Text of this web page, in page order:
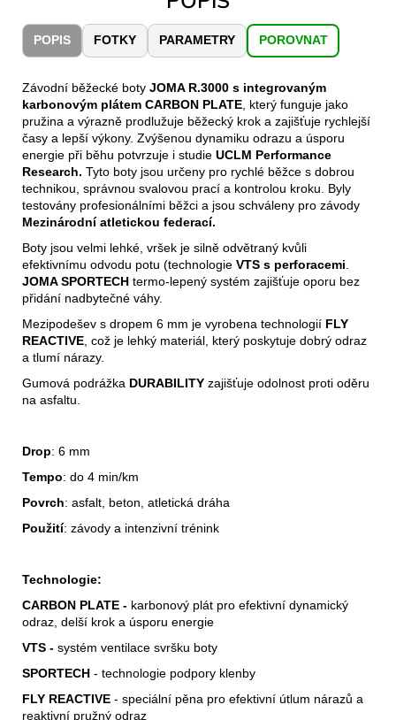
POPIS FOTKY PARAMETRY POROVNAT
Závodní běžecké boty JOMA R.3000 s integrovaným
karbonovým plátem CARBON PLATE , který funguje jako
pružina a výrazně prodlužuje běžecký krok a zajišťuje rychlejší
časy a lepší výkony. Zvýšenou dynamiku odrazu a úsporu
energie při běhu potvrzuje i studie UCLM Performance
Research. Tyto boty jsou určeny pro rychlé běžce s dobrou
technikou, správnou svalovou prací a kontrolou kroku. Byly
testovány profesionálními běžci a jsou schváleny pro závody
Mezinárodní atletickou federací.
Boty jsou velmi lehké, vršek je silně odvětraný kvůli
efektivnímu odvodu potu (technologie VTS s perforacemi
JOMA SPORTECH termo-lepený systém zajišťuje oporu bez
přidání nadbytečné váhy.
Mezipodešev s dropem 6 mm je vyrobena technologií FLY
REACTIVE , což je lehký materiál, který poskytuje dobrý odraz
a tlumí nárazy.
Gumová podrážka DURABILITY zajišťuje odolnost proti oděru
na asfaltu.
Drop: 6 mm
Tempo: do 4 min/km
Povrch: asfalt, beton, atletická dráha
Použití: závody a intenzivní trénink
Technologie:
CARBON PLATE - karbonový plát pro efektivní dynamický
odraz, delší krok a úsporu energie
VTS - systém ventilace svršku boty
SPORTECH - technologie podpory klenby
FLY REACTIVE - speciální pěna pro efektivní útlum nárazů a
reaktivní pružný odraz
603
Původně:
290
Kč